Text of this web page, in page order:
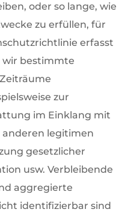
oder so lange, wie
zu erfüllen, für
erfasst
wir bestimmte
zur
im Einklang mit
legitimen
gesetzlicher
usw. Verbleibende
aggregierte
identifizierbar sind